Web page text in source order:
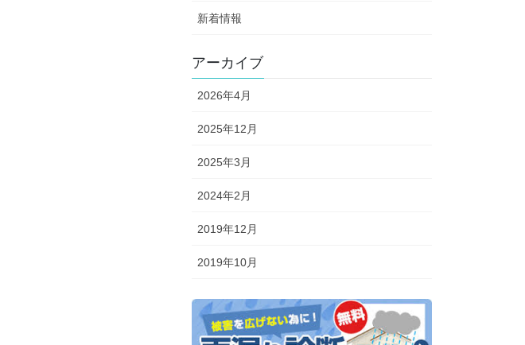
新着情報
アーカイブ
2026年4月
2025年12月
2025年3月
2024年2月
2019年12月
2019年10月